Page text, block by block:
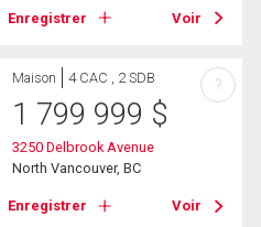
Enregistrer Voir
Maison 4 CAC , 2 SDB
1 799 999 $
3250 Delbrook Avenue
North Vancouver, BC
Enregistrer Voir
?